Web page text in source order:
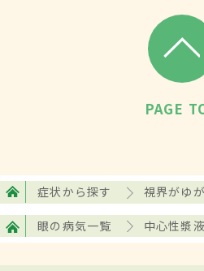
がある。さらに、正視ま
の人に起こりやすいとい
いる。ほかにも、妊娠時
も見られている。また、
ド薬の副作用が原因で発
注射などでも引き起こ
め、注意する必要があ
相談することが大切だ。
PAGE
症状から探す 視界がゆ
眼の病気一覧 中心性漿